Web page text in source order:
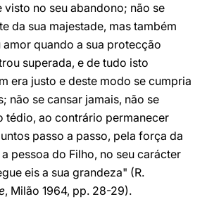
no seu abandono; não se
da sua majestade, mas também
amor quando a sua protecção
superada, e de tudo isto
era justo e deste modo se cumpria
não se cansar jamais, não se
tédio, ao contrário permanecer
passo a passo, pela força da
pessoa do Filho, no seu carácter
eis a sua grandeza" (R.
, Milão 1964, pp. 28-29).